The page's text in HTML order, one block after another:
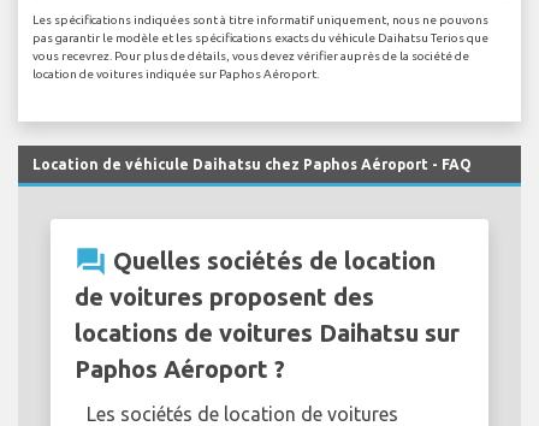
Les spécifications indiquées sont à titre informatif uniquement, nous ne pouvons
pas garantir le modèle et les spécifications exacts du véhicule Daihatsu Terios que
vous recevrez. Pour plus de détails, vous devez vérifier auprès de la société de
location de voitures indiquée sur Paphos Aéroport.
Location de véhicule Daihatsu chez Paphos Aéroport - FAQ
question_answer Quelles sociétés de location
de voitures proposent des
locations de voitures Daihatsu sur
Paphos Aéroport ?
Les sociétés de location de voitures